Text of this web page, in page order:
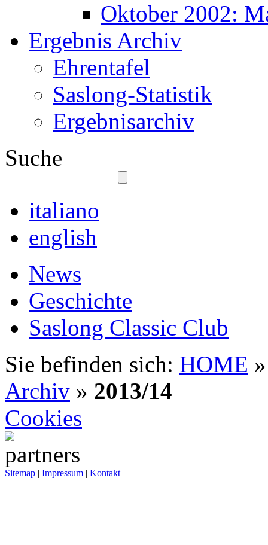
Oktober 2002:
Ergebnis Archiv
Ehrentafel
Saslong-Statistik
Ergebnisarchiv
Suche
italiano
english
News
Geschichte
Saslong Classic Club
Sie befinden sich: HOME
Archiv » 2013/14
Cookies
Sitemap | Impressum | Kontakt